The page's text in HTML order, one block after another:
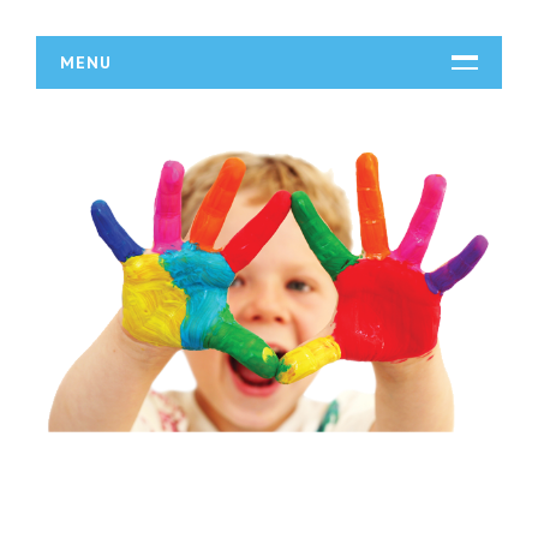
MENU
DZIAŁALNOŚĆ
Biura Rachunkowe
Doradztwo
Drukarnie
Handel
Hurtownie
Kredyty, Leasing
Oferty Pracy